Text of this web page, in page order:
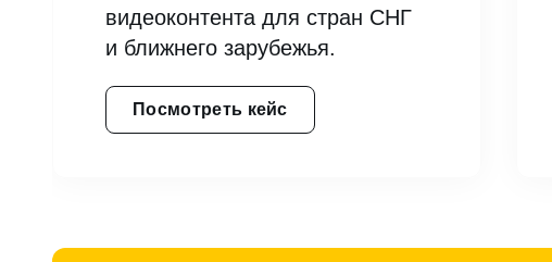
видеоконтента для стран СНГ
и ближнего зарубежья.
Посмотреть кейс